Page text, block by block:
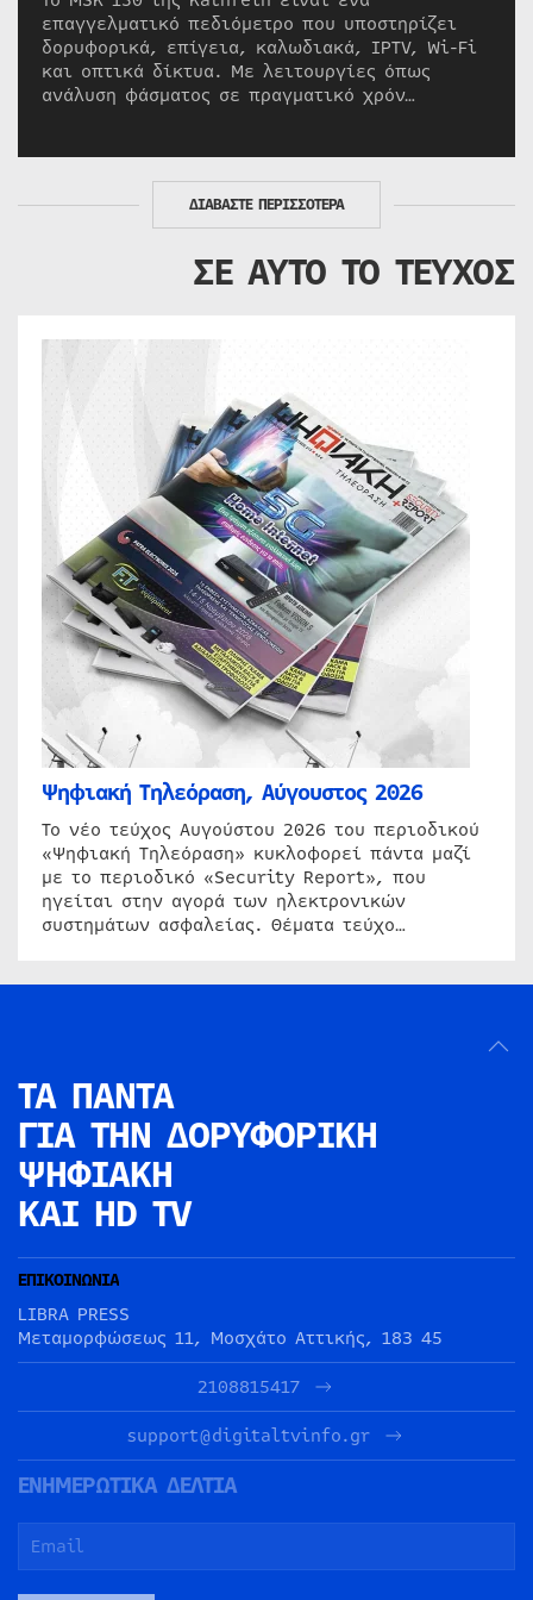
επαγγελματικό πεδιόμετρο που υποστηρίζει
δορυφορικά, επίγεια, καλωδιακά, IPTV, Wi-Fi
και οπτικά δίκτυα. Με λειτουργίες όπως
ανάλυση φάσματος σε πραγματικό χρόν…
ΔΙΑΒΑΣΤΕ ΠΕΡΙΣΣΟΤΕΡΑ
ΣΕ ΑΥΤΟ ΤΟ ΤΕΥΧΟΣ
Ψηφιακή Τηλεόραση, Αύγουστος 2026
Το νέο τεύχος Αυγούστου 2026 του περιοδικού
«Ψηφιακή Τηλεόραση» κυκλοφορεί πάντα μαζί
με το περιοδικό «Security Report», που
ηγείται στην αγορά των ηλεκτρονικών
συστημάτων ασφαλείας. Θέματα τεύχο…
ΤΑ ΠΑΝΤΑ
ΓΙΑ ΤΗΝ ΔΟΡΥΦΟΡΙΚΗ
ΨΗΦΙΑΚΗ
ΚΑΙ HD TV
ΕΠΙΚΟΙΝΩΝΙΑ
LIBRA PRESS
Μεταμορφώσεως 11, Μοσχάτο Αττικής, 183 45
2108815417
support@digitaltvinfo.gr
ΕΝΗΜΕΡΩΤΙΚΑ ΔΕΛΤΙΑ